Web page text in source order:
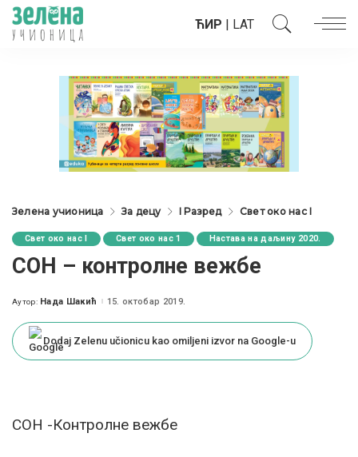
ЋИР | LAT
Зелена учионица За децу I Разред Свет око нас I
Свет око нас I Свет око нас 1 Настава на даљину 2020.
СОН – контролне вежбе
Posted
Аутор: Нада Шакић 15. октобар 2019.
Dodaj Zelenu učionicu kao omiljeni izvor na Google-u
СОН -Контролне вежбе